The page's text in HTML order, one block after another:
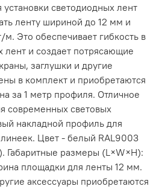
светодиодных лент
ленту шириной до 12 мм и
Это обеспечивает гибкость в
лент и создает потрясающие
заглушки и другие
в комплект и приобретаются
за 1 метр профиля. Отличное
современных световых
накладной профиль для
Цвет - белый RAL9003
Габаритные размеры (L×W×H):
площадки для ленты 12 мм.
аксессуары приобретаются